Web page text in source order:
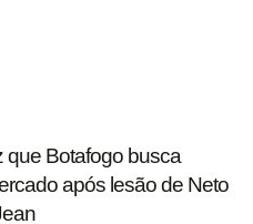
que Botafogo busca
após lesão de Neto